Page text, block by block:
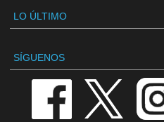
LO ÚLTIMO
SÍGUENOS